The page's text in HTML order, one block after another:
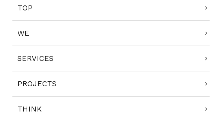
TOP
WE
SERVICES
PROJECTS
THINK